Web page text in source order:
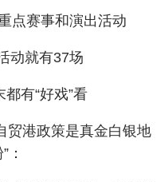
赛事和演出活动
就有37场
有“好戏”看
港政策是真金白银地
：